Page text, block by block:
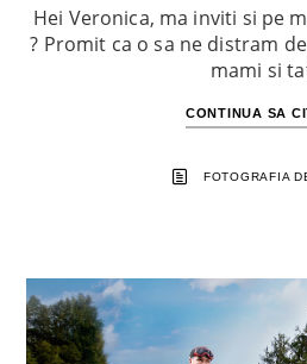
Hei Veronica, ma inviti si pe
? Promit ca o sa ne distram
mami si
CONTINUA SA
FOTOGRAFIA